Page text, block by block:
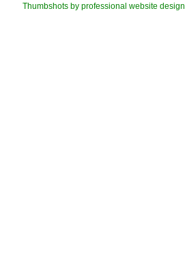
Thumbshots by professional website design